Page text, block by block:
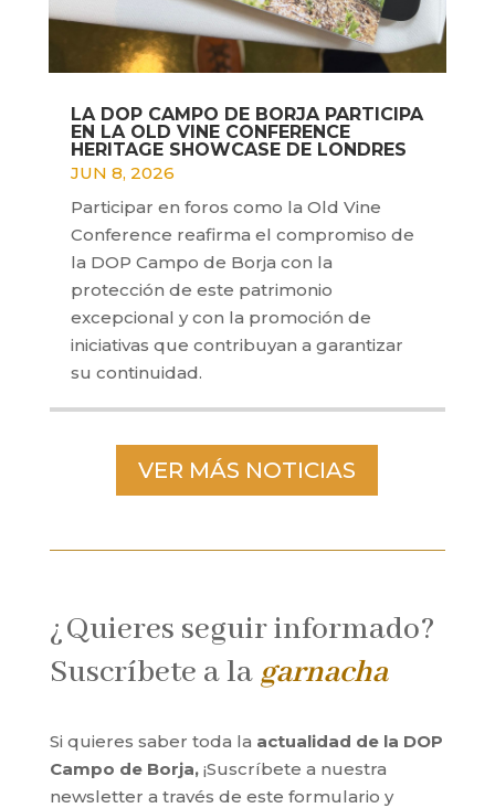
LA DOP CAMPO DE BORJA PARTICIPA
EN LA OLD VINE CONFERENCE
HERITAGE SHOWCASE DE LONDRES
JUN 8, 2026
Participar en foros como la Old Vine
Conference reafirma el compromiso de
la DOP Campo de Borja con la
protección de este patrimonio
excepcional y con la promoción de
iniciativas que contribuyan a garantizar
su continuidad.
VER MÁS NOTICIAS
¿Quieres seguir informado?
Suscríbete a la garnacha
Si quieres saber toda la actualidad de la DOP
Campo de Borja,¡Suscríbete a nuestra
newsletter a través de este formulario y